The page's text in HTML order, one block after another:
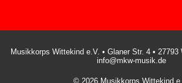
Musikkorps Wittekind e.V. • Glaner Str. 4 • 27793
info@mkw-musik.de
© 2026 Musikkorps Wittekind